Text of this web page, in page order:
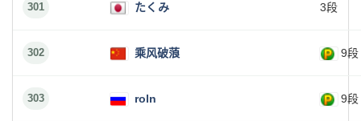
301 たくみ 3段
302 乘风破蒗 9段
303 roln 9段